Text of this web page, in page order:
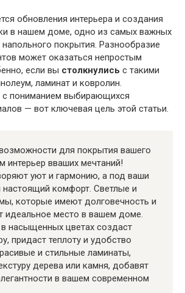
обновления интерьера и создания
в нашем доме, одно из самых важных
покрытия. Разнообразие
может оказаться непростым
если вы столкнулись с такими
ламинат и ковролин.
пониманием выбирающихся
— вот ключевая цель этой статьи.
для покрытия вашего
интерьер вваших мечтаний!
уют и гармонию, а под ваши
настоящий комфорт. Светлые и
которые имеют долговечность и
идеальное место в вашем доме.
насыщенных цветах создаст
придаст теплоту и удобство
и стильные ламинаты,
дерева или камня, добавят
в вашем современном